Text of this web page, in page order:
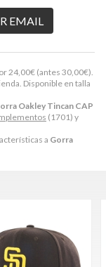
24,00€ (antes 30,00€).
Disponible en talla
Oakley Tincan CAP
(1701) y
a Gorra
EMAIL